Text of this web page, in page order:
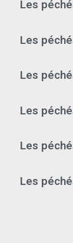
Les
Les
Les
Les
Les
Les